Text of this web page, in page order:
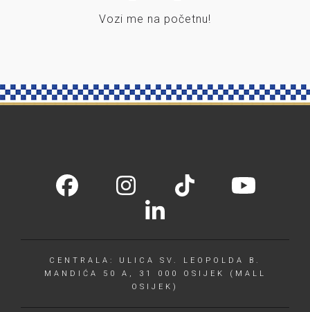
Vozi me na početnu!
CENTRALA: ULICA SV. LEOPOLDA B.
MANDIĆA 50 A, 31 000 OSIJEK (MALL
OSIJEK)